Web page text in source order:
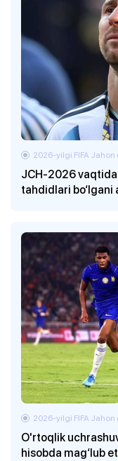
JCH-2026
tahdidlari bo‘lgani
2026-yilgi FIFA
O'rtoqlik
hisobda mag‘lub
2026-yilgi FIFA